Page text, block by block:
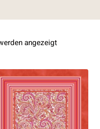
angezeigtNach
sortiert